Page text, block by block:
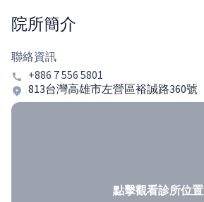
院所簡介
聯絡資訊
+886 7 556 5801
813台灣高雄市左營區裕誠路360號
點擊觀看診所位置